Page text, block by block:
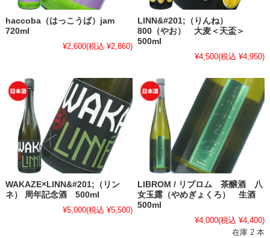
haccoba（はっこうば）jam
720ml
¥2,600(税込 ¥2,860)
LINN&#201;（りんね）
800（やお） 大麦＜天盃＞
500ml
¥4,500(税込 ¥4,950)
WAKAZE×LINN&#201;（リン
ネ） 周年記念酒 500ml
¥5,000(税込 ¥5,500)
LIBROM / リブロム 茶醸酒 八
女玉露（やめぎょくろ） 生酒
500ml
¥4,000(税込 ¥4,400)
在庫 2 本